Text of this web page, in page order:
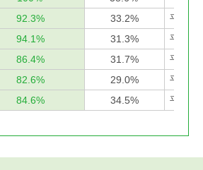
92.3% 33.2%
平成24
94.1% 31.3%
平成23
86.4% 31.7%
平成22
82.6% 29.0%
平成21
84.6% 34.5% 平成20